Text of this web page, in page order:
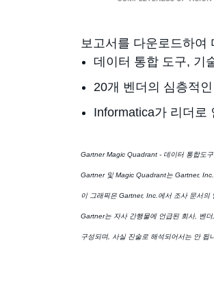
보고서를 다운로드하여
데이터 통합 도구, 기
20개 벤더의 심층적
Informatica가 리더로
Gartner Magic Quadrant - 데이터 통합​도
Gartner 및 Magic Quadrant는 Gartner,
이 그래픽은 Gartner, Inc.에서 조사 문서
Gartner는 자사 간행물에 언급된 회사, 벤
구성되며, 사실 진술로 해석되어서는 안 됩